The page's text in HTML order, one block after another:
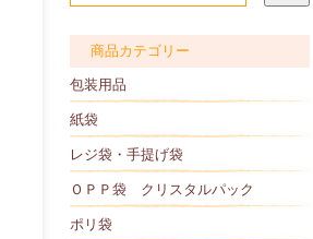
商品カテゴリー
包装用品
紙袋
レジ袋・手提げ袋
ＯＰＰ袋 クリスタルパック
ポリ袋